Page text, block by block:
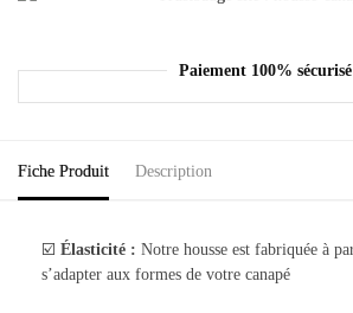
Paiement 100% sécurisé
Fiche Produit Description
☑️ Élasticité : Notre housse est fabriquée à
s’adapter aux formes de votre canapé